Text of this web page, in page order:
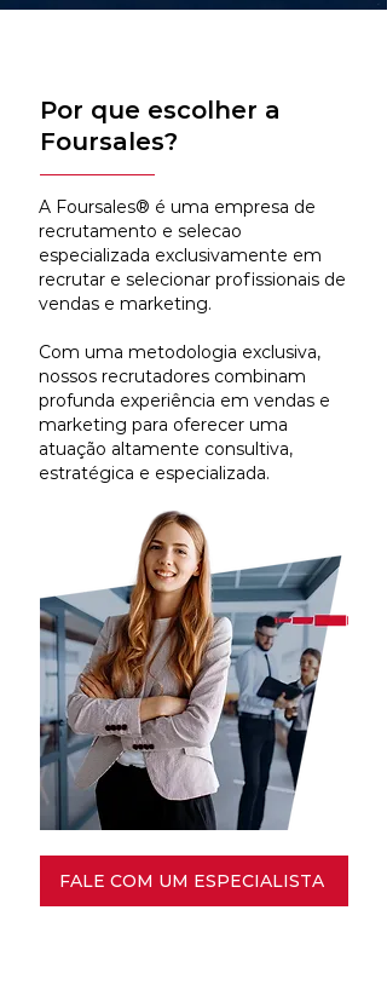
Por que escolher a
Foursales?
A Foursales® é uma empresa de
recrutamento e selecao
especializada exclusivamente em
recrutar e selecionar profissionais de
vendas e marketing.
Com uma metodologia exclusiva,
nossos recrutadores combinam
profunda experiência em vendas e
marketing para oferecer uma
atuação altamente consultiva,
estratégica e especializada.
FALE COM UM ESPECIALISTA